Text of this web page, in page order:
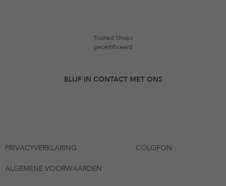
Trusted Shops
gecertificeerd
BLIJF IN CONTACT MET ONS
PRIVACYVERKLARING COLOFON
ALGEMENE VOORWAARDEN